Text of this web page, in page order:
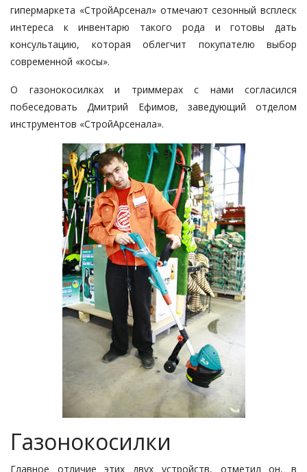
гипермаркета «СтройАрсенал» отмечают сезонный всплеск
интереса к инвентарю такого рода и готовы дать
консультацию, которая облегчит покупателю выбор
современной «косы».
О газонокосилках и триммерах с нами согласился
побеседовать Дмитрий Ефимов, заведующий отделом
инструментов «СтройАрсенала».
Газонокосилки
Главное отличие этих двух устройств, отметил он, в